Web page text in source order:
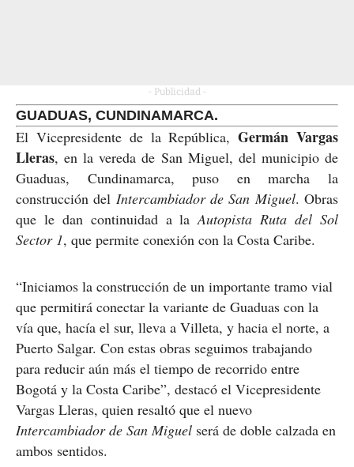
- Publicidad -
GUADUAS, CUNDINAMARCA.
El Vicepresidente de la República,Germán Vargas
Lleras, en la vereda de San Miguel, del municipio de
Guaduas, Cundinamarca, puso en marcha la
construcción del Intercambiador de San Miguel. Obras
que le dan continuidad a laAutopista Ruta del Sol
Sector 1, que permite conexión con la Costa Caribe.
“Iniciamos la construcción de un importante tramo vial
que permitirá conectar la variante de Guaduas con la
vía que, hacía el sur, lleva a Villeta, y hacia el norte, a
Puerto Salgar. Con estas obras seguimos trabajando
para reducir aún más el tiempo de recorrido entre
Bogotá y la Costa Caribe”, destacó el Vicepresidente
Vargas Lleras, quien resaltó que el nuevo
Intercambiador de San Miguel será de doble calzada en
ambos sentidos.